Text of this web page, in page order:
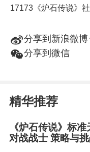
17173《炉石传说》社
t分享到新浪微博
w分享到微信
精华推荐
《炉石传说》标
对战战士 策略与